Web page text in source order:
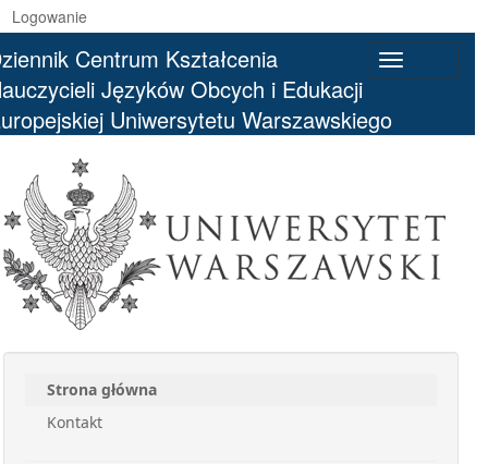
Logowanie
navigation
Centrum Kształcenia
Języków Obcych i Edukacji
Uniwersytetu Warszawskiego
Strona główna
Kontakt